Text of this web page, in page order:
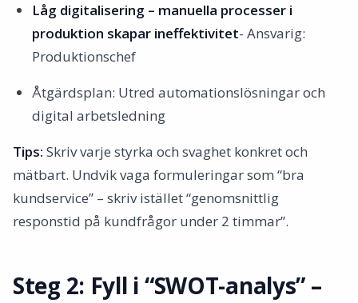
Låg digitalisering – manuella processer i
produktion skapar ineffektivitet- Ansvarig:
Produktionschef
Åtgärdsplan: Utred automationslösningar och
digital arbetsledning
Tips: Skriv varje styrka och svaghet konkret och
mätbart. Undvik vaga formuleringar som “bra
kundservice” – skriv istället “genomsnittlig
responstid på kundfrågor under 2 timmar”.
Steg 2: Fyll i “SWOT-analys” –